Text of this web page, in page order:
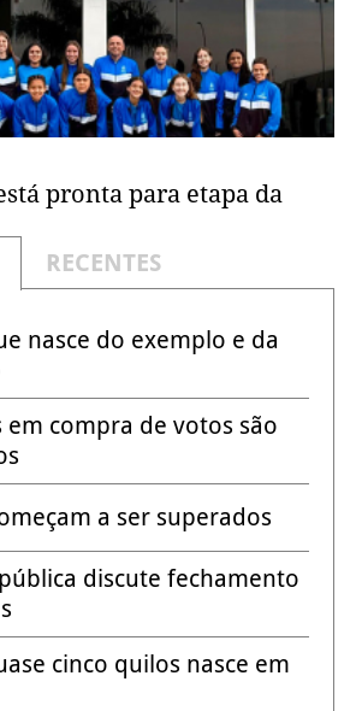
pronta para etapa da
RECENTES
nasce do exemplo e da
em compra de votos são
a ser superados
discute fechamento
cinco quilos nasce em